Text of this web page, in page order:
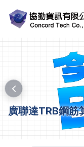
廣聯達TRB鋼筋